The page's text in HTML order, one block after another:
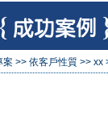
案 >> 依客戶性質 >> xx